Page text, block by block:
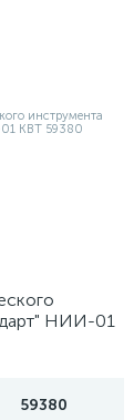
НИИ-01
59380